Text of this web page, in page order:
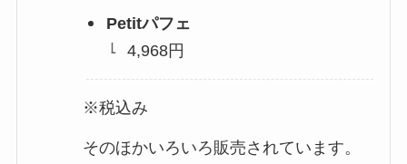
Petitパフェ
4,968円
※税込み
そのほかいろいろ販売されています。